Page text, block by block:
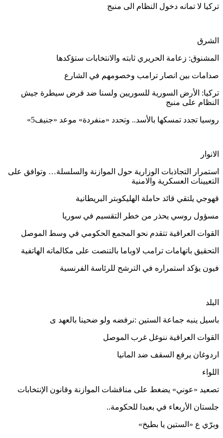
تركيا لا تمانه دخول النظام الى منبج
الشرق
المشنوق: زعامة الحريري ثابته والانتخابات ستؤكدها
صدامات بين انصار ترامب وخصومهم في الشارع
تركيا: الأرض السورية للسوريين ولسنا ضد فرض سيطرة جيش
النظام على منبج
روسيا تجدد تمسكها بالأسد.. وتحدد «منفردة» موعد «جنيف5»
الانوار
استمرار التجاذبات الوزارية حول الموازنة والسلسلة… وتوافق على
التعيينات العسكرية والامنية
قهوجي يلتقي قائد حاملة الهليكوبتر البريطانية
مسؤول روسي يحذر من خطر التقسيم في سوريا
القوات العراقية تتقدم نحو المجمع الحكومي في وسط الموصل
التحقيق باتهامات ترامب لاوباما بالتنصت على مكالماته الهاتفية
فيون يؤكد استمراره في الترشح للرئاسة الفرنسية
البلد
باسيل ينبه جماعة الستين :نرفضه ولو ضحينا بالعهد ى
القوات العراقية ننوغل غرب الموصل
اردوغان يرفع السقف ضد المانيا
اللواء
تصعيد «عوني» يضغط على مناقشات الموازنة وقانون الإنتخابات
جلستان الأربعاء في بعبدا للحكومة..
وبرّي ع «الستين يا بطيخ»